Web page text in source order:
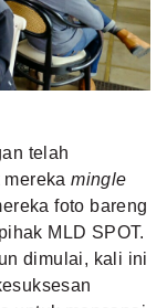
telah
merekamingle
foto bareng
MLD SPOT.
dimulai, kali ini